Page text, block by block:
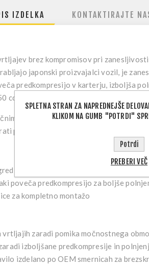
IZDELKA KONTAKTIRAJTE
brez kompromisov pri zanesljivosti
japonski proizvajalci vozil, je
predkompresijo v karterju, izboljša
ccm agregata.
vložki se masa v primerjavi z
pa pridobite na vztrajnosti in
poveča predkompresijo za boljše
za kompletno montažo
vrtljajih zaradi pomika močnostnega
izboljšane predkompresije in
izdelano po OEM smernicah za
SPLETNA STRAN ZA NAPREDNEJŠE
KLIKOM NA GUMB "POTRDI"
Potrdi
PREBERI VEČ